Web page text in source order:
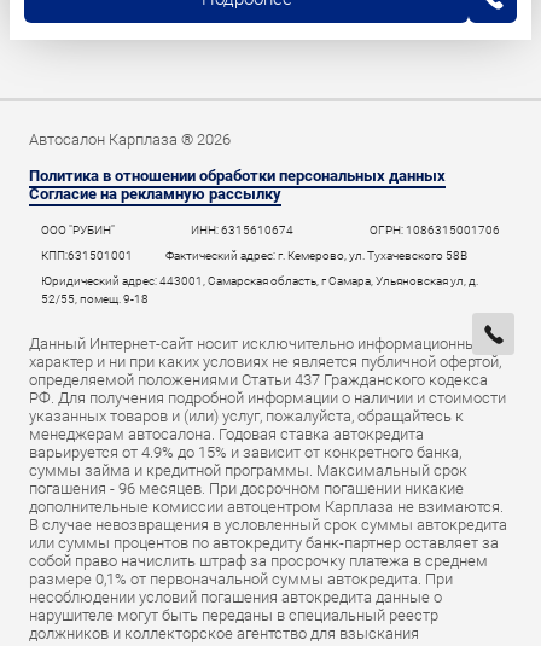
Автосалон Карплаза ® 2026
Политика в отношении обработки персональных данных
Согласие на рекламную рассылку
ООО "РУБИН" ИНН: 6315610674
ОГРН: 1086315001706
КПП:631501001
Фактический адрес: г. Кемерово, ул. Тухачевского 58В
Юридический адрес: 443001, Самарская область, г Самара, Ульяновская ул, д.
52/55, помещ. 9-18
Данный Интернет-сайт носит исключительно информационный
характер и ни при каких условиях не является публичной офертой,
определяемой положениями Статьи 437 Гражданского кодекса
РФ. Для получения подробной информации о наличии и стоимости
указанных товаров и (или) услуг, пожалуйста, обращайтесь к
менеджерам автосалона. Годовая ставка автокредита
варьируется от 4.9% до 15% и зависит от конкретного банка,
суммы займа и кредитной программы. Максимальный срок
погашения - 96 месяцев. При досрочном погашении никакие
дополнительные комиссии автоцентром Карплаза не взимаются.
В случае невозвращения в условленный срок суммы автокредита
или суммы процентов по автокредиту банк-партнер оставляет за
собой право начислить штраф за просрочку платежа в среднем
размере 0,1% от первоначальной суммы автокредита. При
несоблюдении условий погашения автокредита данные о
нарушителе могут быть переданы в специальный реестр
должников и коллекторское агентство для взыскания